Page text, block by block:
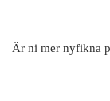
Är ni mer nyfikna